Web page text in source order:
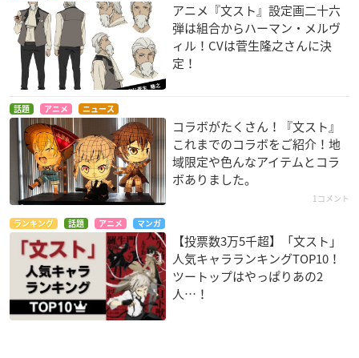
アニメ『文スト』設定画二十六
弾は組合からハーマン・メルヴ
ィル！CVは菅生隆之さんに決
定！
話題 アニメ ニュース
コラボがたくさん！『文スト』
これまでのコラボをご紹介！地
域限定や色んなアイテムとコラ
ボありました。
1コメント
ランキング 話題 アニメ マンガ
【投票数3万5千超】「文スト」
人気キャラランキングTOP10！
ツートップはやっぱりあの2
人…！